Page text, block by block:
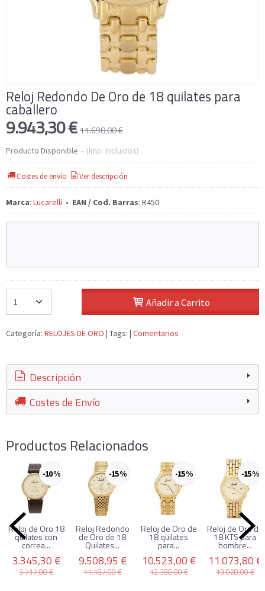
Reloj Redondo De Oro de 18 quilates para
caballero
9.943,30 €11.698,00 €
Producto Disponible - (Imp. Incluidos)
Costes de envío Ver descripción
Marca: Lucarelli • EAN / Cod. Barras: R450
Añadir a Carrito
Categoría: RELOJES DE ORO | Tags: | Comentarios
Descripción
Costes de Envío
Productos Relacionados
-10 %
Reloj de Oro 18
quilates con
correa...
3.345,30 €
3.717,00 €
-15 %
Reloj Redondo
de Oro de 18
Quilates...
9.508,95 €
11.187,00 €
-15 %
Reloj de Oro de
18 quilates
para...
10.523,00 €
12.380,00 €
-15 %
Reloj de Oro de
18 KTS para
hombre...
11.073,80 €
13.028,00 €